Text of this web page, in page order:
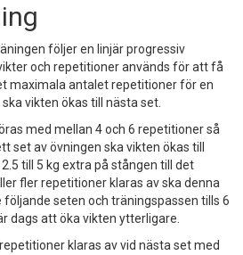
följer en linjär progressiv
och repetitioner används för att få
maximala antalet repetitioner för en
vikten ökas till nästa set.
med mellan 4 och 6 repetitioner så
set av övningen ska vikten ökas till
till 5 kg extra på stången till det
fler repetitioner klaras av ska denna
seten och träningspassen tills 6
dags att öka vikten ytterligare.
klaras av vid nästa set med